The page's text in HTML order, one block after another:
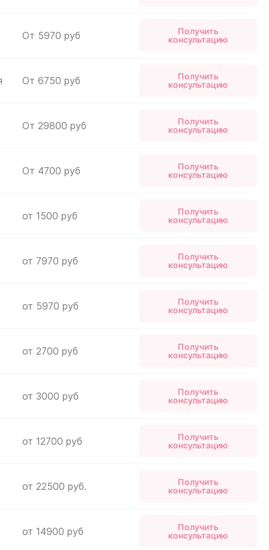
От 5970 руб
Получить
консультацию
От 6750 руб
Получить
консультацию
От 29800 руб
Получить
консультацию
От 4700 руб
Получить
консультацию
от 1500 руб
Получить
консультацию
от 7970 руб
Получить
консультацию
от 5970 руб
Получить
консультацию
от 2700 руб
Получить
консультацию
от 3000 руб
Получить
консультацию
от 12700 руб
Получить
консультацию
от 22500 руб.
Получить
консультацию
от 14900 руб
Получить
консультацию